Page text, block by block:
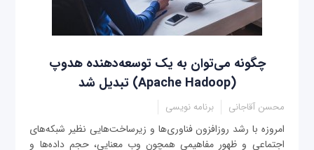
چگونه می‌توان به یک توسعه‌دهنده هدوپ
(Apache Hadoop) تبدیل شد
محسن آقاجانی برنامه نویسی
امروزه با رشد روزافزون فناوری‌ها و زیرساخت‌هایی نظیر شبکه‌های
اجتماعی و ظهور مفاهیمی‌ همچون وب معنایی، حجم داده‌ها و